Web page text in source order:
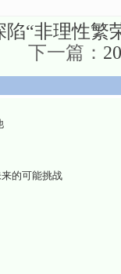
“非理性繁
下一篇：
的可能挑战